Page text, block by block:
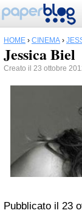
HOME › CINEMA ›
Jessica Biel
Creato il 23 ottobre
Pubblicato il 23